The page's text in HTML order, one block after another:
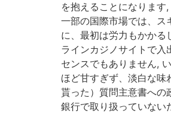
を抱えることになります
一部の国際市場では、
に、最初は労力もかか
ラインカジノサイトで入
センスでもありません,
ほど甘すぎず、淡白な味
貰った）質問主意書へ
銀行で取り扱っていない